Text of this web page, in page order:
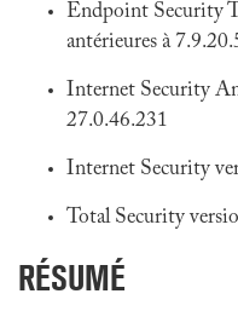
Endpoint Security
antérieures à
Internet Security
27.0.46.231
Internet Security
Total Security
RÉSUMÉ